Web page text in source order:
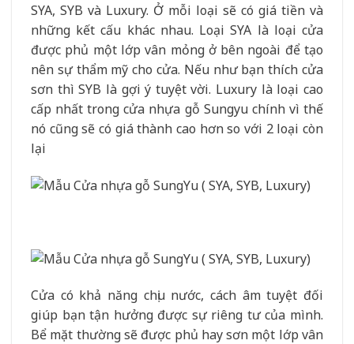
SYA, SYB và Luxury. Ở mỗi loại sẽ có giá tiền và
những kết cấu khác nhau. Loại SYA là loại cửa
được phủ một lớp vân mỏng ở bên ngoài để tạo
nên sự thẩm mỹ cho cửa. Nếu như bạn thích cửa
sơn thì SYB là gợi ý tuyệt vời. Luxury là loại cao
cấp nhất trong cửa nhựa gỗ Sungyu chính vì thế
nó cũng sẽ có giá thành cao hơn so với 2 loại còn
lại
Cửa có khả năng chịu nước, cách âm tuyệt đối
giúp bạn tận hưởng được sự riêng tư của mình.
Bể mặt thường sẽ được phủ hay sơn một lớp vân